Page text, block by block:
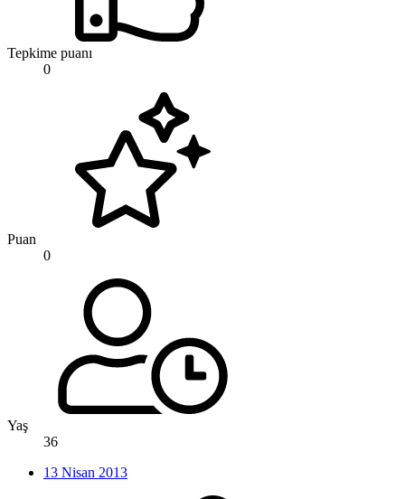
Tepkime puanı
0
Puan
0
Yaş
36
13 Nisan 2013